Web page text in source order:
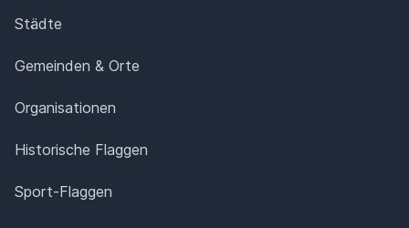
Städte
Gemeinden & Orte
Organisationen
Historische Flaggen
Sport-Flaggen